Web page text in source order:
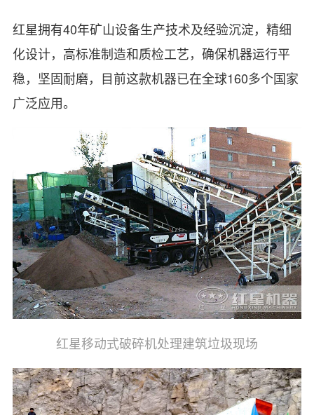
红星拥有40年矿山设备生产技术及经验沉淀，精细
化设计，高标准制造和质检工艺，确保机器运行平
稳，坚固耐磨，目前这款机器已在全球160多个国家
广泛应用。
红星移动式破碎机处理建筑垃圾现场